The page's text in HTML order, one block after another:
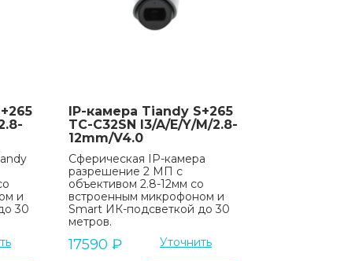
и
30
IP-камера Tiandy S+265
TC-C32SN I3/A/E/Y/M/2.8-
12mm/V4.0
Сферическая IP-камера
разрешение 2 МП с
объективом 2.8-12мм со
встроенным микрофоном и
Smart ИК-подсветкой до 30
метров.
17590 ₽ Уточнить